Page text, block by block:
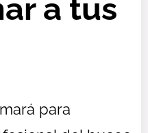
a tus
para